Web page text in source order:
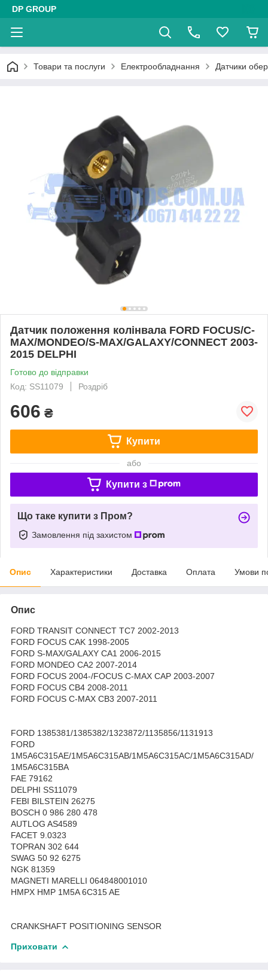
DP GROUP
Товари та послуги Електрообладнання Датчики
Датчик положення колінвала FORD FOCUS/C-
MAX/MONDEO/S-MAX/GALAXY/CONNECT 2003-
2015 DELPHI
Готово до відправки
Код: SS11079
Роздріб
606 ₴
Купити
або
Купити з
Що таке купити з Пром?
Замовлення під захистом
Опис Характеристики Доставка Оплата Умови
Опис
FORD TRANSIT CONNECT TC7 2002-2013
FORD FOCUS CAK 1998-2005
FORD S-MAX/GALAXY CA1 2006-2015
FORD MONDEO CA2 2007-2014
FORD FOCUS 2004-/FOCUS C-MAX CAP 2003-2007
FORD FOCUS CB4 2008-2011
FORD FOCUS C-MAX CB3 2007-2011
FORD 1385381/1385382/1323872/1135856/1131913
FORD
1M5A6C315AE/1M5A6C315AB/1M5A6C315AC/1M5A6C315AD/
1M5A6C315BA
FAE 79162
DELPHI SS11079
FEBI BILSTEIN 26275
BOSCH 0 986 280 478
AUTLOG AS4589
FACET 9.0323
TOPRAN 302 644
SWAG 50 92 6275
NGK 81359
MAGNETI MARELLI 064848001010
HMPX HMP 1M5A 6C315 AE
CRANKSHAFT POSITIONING SENSOR
Приховати